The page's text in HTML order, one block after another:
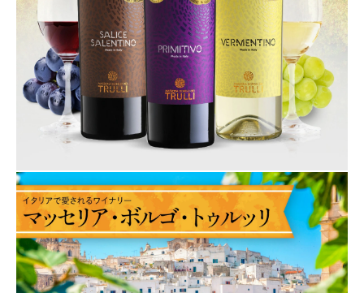
close
20歳以上ですか？
(必
須)